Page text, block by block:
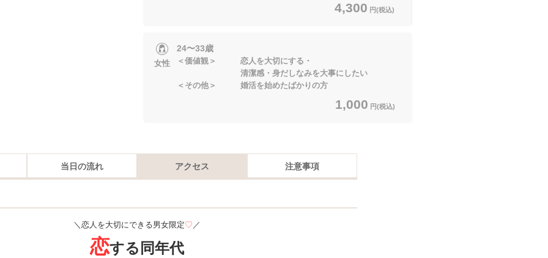
4,300 円(税込)
女性
24〜33歳
＜価値観＞ 恋人を大切にする・
清潔感・身だしなみを大事にしたい
＜その他＞ 婚活を始めたばかりの方
1,000 円(税込)
当日の流れ アクセス 注意事項
＼恋人を大切にできる男女限定♡ ／
恋する同年代